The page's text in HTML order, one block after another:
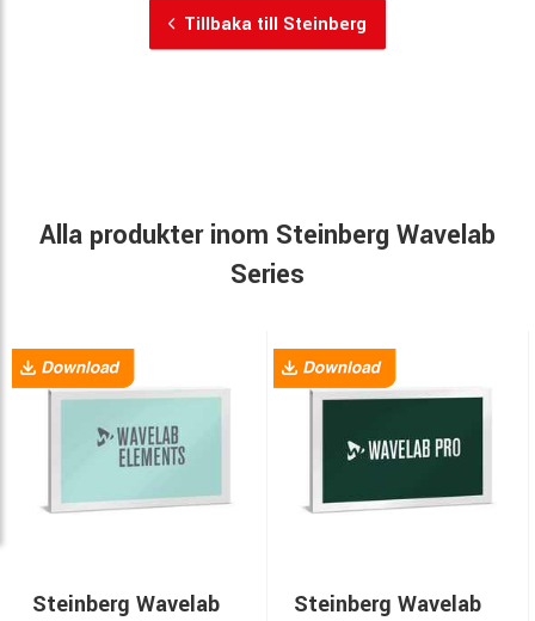
Tillbaka till Steinberg
Alla produkter inom Steinberg Wavelab
Series
Steinberg Wavelab
Steinberg Wavelab